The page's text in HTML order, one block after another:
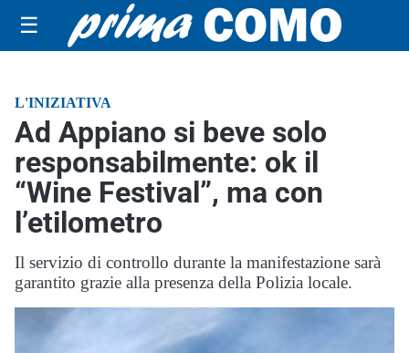
☰
L'INIZIATIVA
Ad Appiano si beve solo
responsabilmente: ok il
“Wine Festival”, ma con
l’etilometro
Il servizio di controllo durante la manifestazione sarà
garantito grazie alla presenza della Polizia locale.